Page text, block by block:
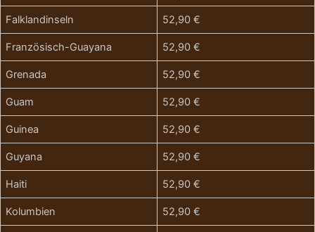
Falklandinseln 52,90 €
Französisch-Guayana 52,90 €
Grenada 52,90 €
Guam 52,90 €
Guinea 52,90 €
Guyana 52,90 €
Haiti 52,90 €
Kolumbien 52,90 €